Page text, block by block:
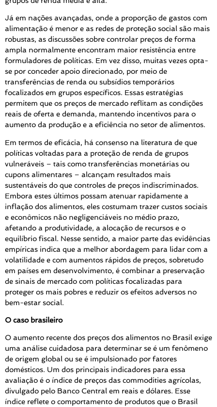
Já em nações avançadas, onde a proporção de gastos com
alimentação é menor e as redes de proteção social são mais
robustas, as discussões sobre controlar preços de forma
ampla normalmente encontram maior resistência entre
formuladores de políticas. Em vez disso, muitas vezes opta-
se por conceder apoio direcionado, por meio de
transferências de renda ou subsídios temporários
focalizados em grupos específicos. Essas estratégias
permitem que os preços de mercado reflitam as condições
reais de oferta e demanda, mantendo incentivos para o
aumento da produção e a eficiência no setor de alimentos.
Em termos de eficácia, há consenso na literatura de que
políticas voltadas para a proteção de renda de grupos
vulneráveis – tais como transferências monetárias ou
cupons alimentares – alcançam resultados mais
sustentáveis do que controles de preços indiscriminados.
Embora estes últimos possam atenuar rapidamente a
inflação dos alimentos, eles costumam trazer custos sociais
e econômicos não negligenciáveis no médio prazo,
afetando a produtividade, a alocação de recursos e o
equilíbrio fiscal. Nesse sentido, a maior parte das evidências
empíricas indica que a melhor abordagem para lidar com a
volatilidade e com aumentos rápidos de preços, sobretudo
em países em desenvolvimento, é combinar a preservação
de sinais de mercado com políticas focalizadas para
proteger os mais pobres e reduzir os efeitos adversos no
bem-estar social.
O caso brasileiro
O aumento recente dos preços dos alimentos no Brasil exige
uma análise cuidadosa para determinar se é um fenômeno
de origem global ou se é impulsionado por fatores
domésticos. Um dos principais indicadores para essa
avaliação é o índice de preços das commodities agrícolas,
divulgado pelo Banco Central em reais e dólares. Esse
índice reflete o comportamento de produtos que o Brasil